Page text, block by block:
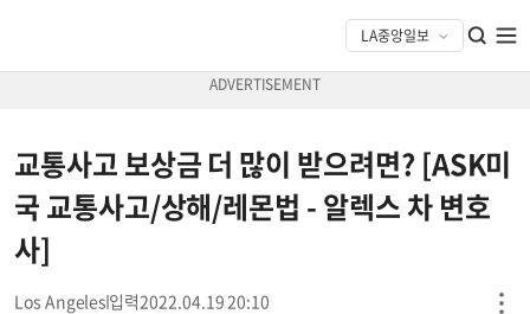
교통사고 보상금 더 많이 받으려면? [ASK미
국 교통사고/상해/레몬법 - 알렉스 차 변호
사]
Los Angeles 2022.04.19 20:10